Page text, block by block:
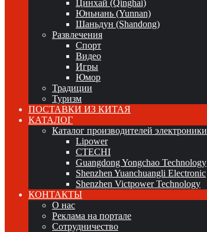
Цинхай (Qinghai)
Юньнань (Yunnan)
Шаньдун (Shandong)
Развлечения
Спорт
Видео
Игры
Юмор
Традиции
Туризм
ПОСТАВКИ ИЗ КИТАЯ
КАТАЛОГ
Каталог производителей электроники
Lipower
CTECHI
Guangdong Yongchao Technology
Shenzhen Yuanchuangli Electronic
Shenzhen Victpower Technology
КОНТАКТЫ
О нас
Реклама на портале
Сотрудничество